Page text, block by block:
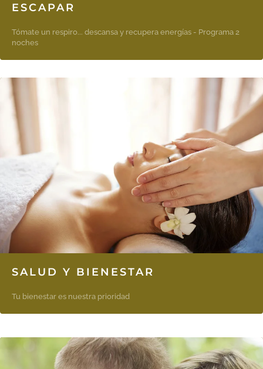
ESCAPAR
Tómate un respiro... descansa y recupera energías - Programa 2
noches
SALUD Y BIENESTAR
Tu bienestar es nuestra prioridad